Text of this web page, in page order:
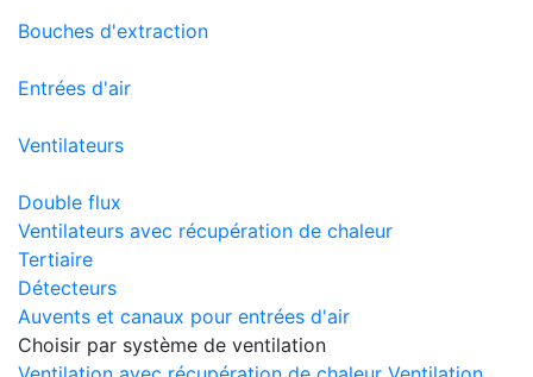
Bouches d'extraction
Entrées d'air
Ventilateurs
Double flux
Ventilateurs avec récupération de chaleur
Tertiaire
Détecteurs
Auvents et canaux pour entrées d'air
Choisir par système de ventilation